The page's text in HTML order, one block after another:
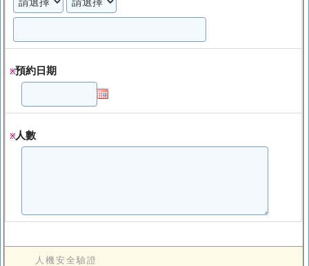
※預約日期
※人數
人機安全驗證